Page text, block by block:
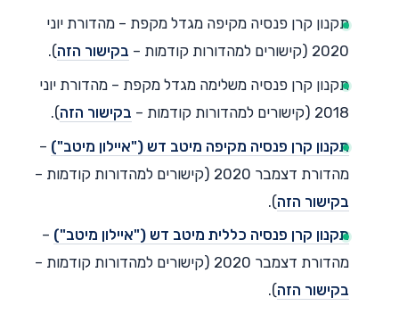
תקנון קרן פנסיה מקיפה מגדל מקפת – מהדורת יוני
2020 (קישורים למהדורות קודמות –
בקישור הזה).
תקנון קרן פנסיה משלימה מגדל מקפת – מהדורת יוני
2018 (קישורים למהדורות קודמות –
בקישור הזה).
תקנון קרן פנסיה מקיפה מיטב דש ("איילון מיטב") –
מהדורת דצמבר 2020 (קישורים למהדורות קודמות –
בקישור הזה).
תקנון קרן פנסיה כללית מיטב דש ("איילון מיטב") –
מהדורת דצמבר 2020 (קישורים למהדורות קודמות –
בקישור הזה).